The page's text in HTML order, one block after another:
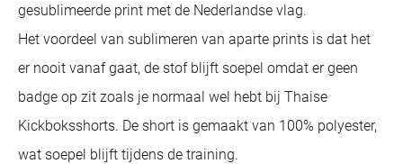
gesublimeerde print met de Nederlandse vlag.
Het voordeel van sublimeren van aparte prints is dat het
er nooit vanaf gaat, de stof blijft soepel omdat er geen
badge op zit zoals je normaal wel hebt bij Thaise
Kickboksshorts. De short is gemaakt van 100% polyester,
wat soepel blijft tijdens de training.